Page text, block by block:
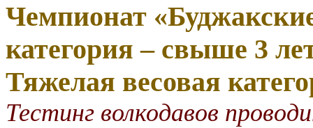
Чемпионат
категория – свыше 3
Тяжелая весовая
Тестинг волкодавов